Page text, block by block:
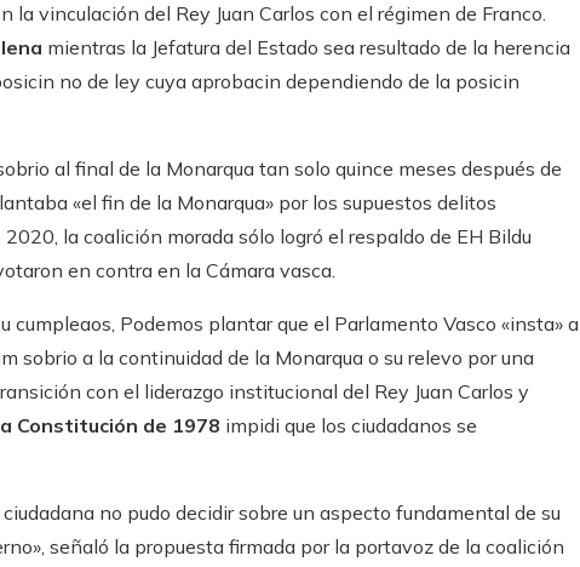
la vinculación del Rey Juan Carlos con el régimen de Franco.
mientras la Jefatura del Estado sea resultado de la herencia
no de ley cuya aprobacin dependiendo de la posicin
al final de la Monarqua tan solo quince meses después de
«el fin de la Monarqua» por los supuestos delitos
la coalición morada sólo logró el respaldo de EH Bildu
en contra en la Cámara vasca.
cumpleaos, Podemos plantar que el Parlamento Vasco «insta» a
sobrio a la continuidad de la Monarqua o su relevo por una
con el liderazgo institucional del Rey Juan Carlos y
Constitución de 1978 impidi que los ciudadanos se
no pudo decidir sobre un aspecto fundamental de su
señaló la propuesta firmada por la portavoz de la coalición